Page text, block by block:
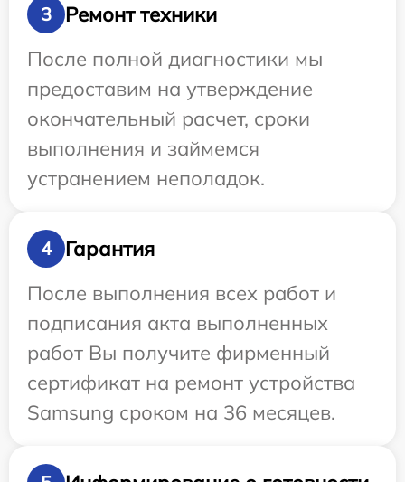
3
Ремонт техники
После полной диагностики мы
предоставим на утверждение
окончательный расчет, сроки
выполнения и займемся
устранением неполадок.
4
Гарантия
После выполнения всех работ и
подписания акта выполненных
работ Вы получите фирменный
сертификат на ремонт устройства
Samsung сроком на 36 месяцев.